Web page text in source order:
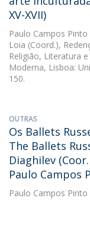
XV-XVII)
Paulo Campos Pinto
Loia (Coord.),
Religião, Literatura
Moderna, Lisboa:
150.
OUTRAS
Os Ballets
The Ballets
Diaghilev
Paulo Campos
Paulo Campos Pinto